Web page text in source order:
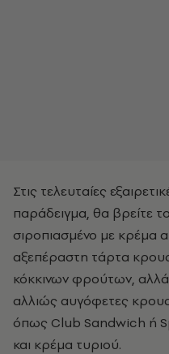
Στις τελευταίες
παράδειγμα, θα βρείτε
σιροπιασμένο με κρέμα
αξεπέραστη τάρτα
κόκκινων φρούτων,
αλλιώς αυγόφετες
όπως Club Sandwich ή
και κρέμα τυριού.